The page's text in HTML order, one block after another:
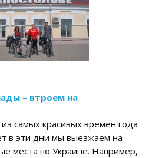
– втроем на
самых красивых времен года
в эти дни мы выезжаем на
места по Украине. Например,